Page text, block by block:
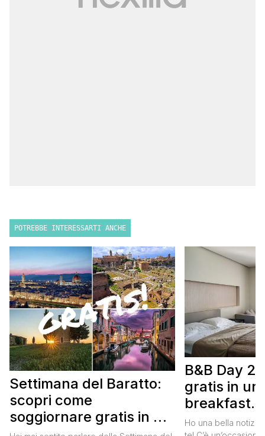
POTREBBE INTERESSARTI ANCHE
Settimana del Baratto:
scopri come
soggiornare gratis in un
B&B Day
gratis in un
breakfast.
Ho una bella